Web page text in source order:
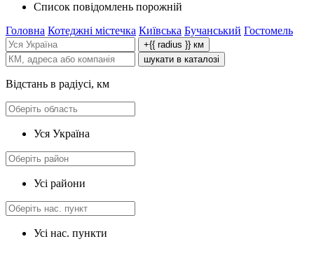
Список повідомлень порожній
Головна Котеджні містечка Київська Бучанський Гостомель
+{{ radius }} км
шукати в каталозі
Відстань в радіусі, км
Уся Україна
Усі райони
Усі нас. пункти